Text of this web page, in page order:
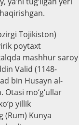
Tojikiston)
poytaxt
mashhur saroy
Valid (1148-
bin Husayn al-
mo‘g‘ullar
yillik
(Rum) Kunya